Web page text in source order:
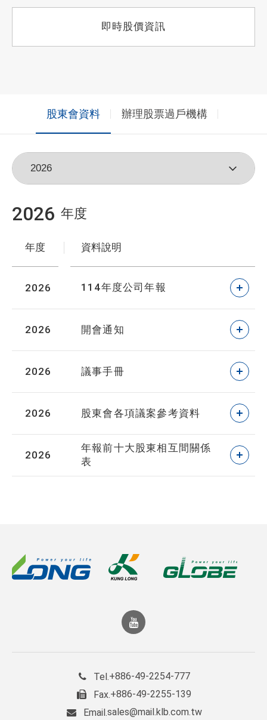
即時股價資訊
股東會資料 辦理股票過戶機構
2026 年度
年度 資料說明
2026 114年度公司年報
2026 開會通知
2026 議事手冊
2026 股東會各項議案參考資料
2026
年報前十大股東相互間關係
表
Tel.+886-49-2254-777
Fax.+886-49-2255-139
Email.sales@mail.klb.com.tw